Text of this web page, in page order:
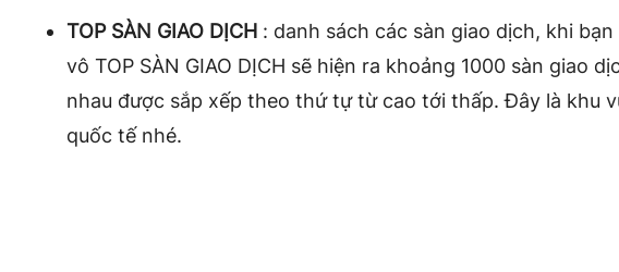
TOP SÀN GIAO DỊCH : danh sách các sàn giao dịch, khi
vô TOP SÀN GIAO DỊCH sẽ hiện ra khoảng 1000 sàn giao
nhau được sắp xếp theo thứ tự từ cao tới thấp. Đây là khu
quốc tế nhé.